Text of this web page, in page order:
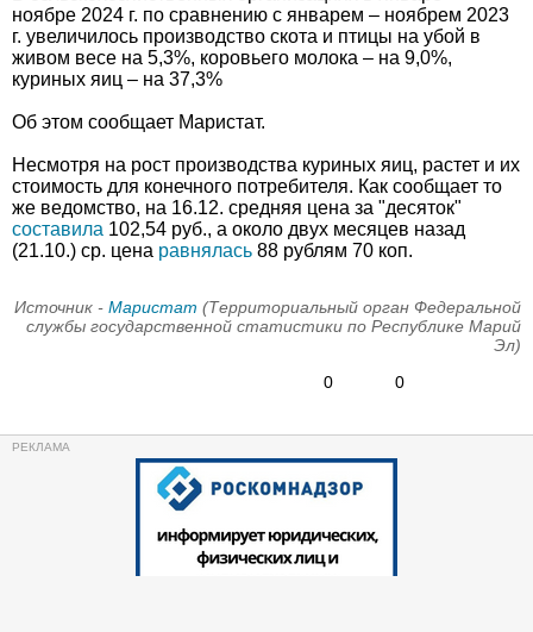
ноябре 2024 г. по сравнению с январем – ноябрем 2023
г. увеличилось производство скота и птицы на убой в
живом весе на 5,3%, коровьего молока – на 9,0%,
куриных яиц – на 37,3%
Об этом сообщает Маристат.
Несмотря на рост производства куриных яиц, растет и их
стоимость для конечного потребителя. Как сообщает то
же ведомство, на 16.12. средняя цена за "десяток"
составила 102,54 руб., а около двух месяцев назад
(21.10.) ср. цена равнялась 88 рублям 70 коп.
Источник - Маристат (Территориальный орган Федеральной
службы государственной статистики по Республике Марий
Эл)
0
0